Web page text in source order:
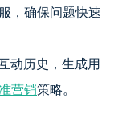
，确保问题快速
动历史，生成用
营销策略。